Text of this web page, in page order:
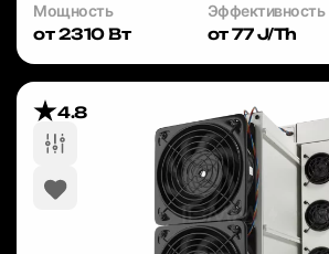
Мощность
от 2310 Вт
Эффективность
от 77 J/Th
4.8